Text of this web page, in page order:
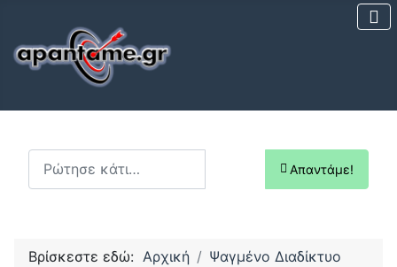
Αναζήτηση...
Απαντάμε!
Βρίσκεστε εδώ: Αρχική
Ψαγμένο Διαδίκτυο